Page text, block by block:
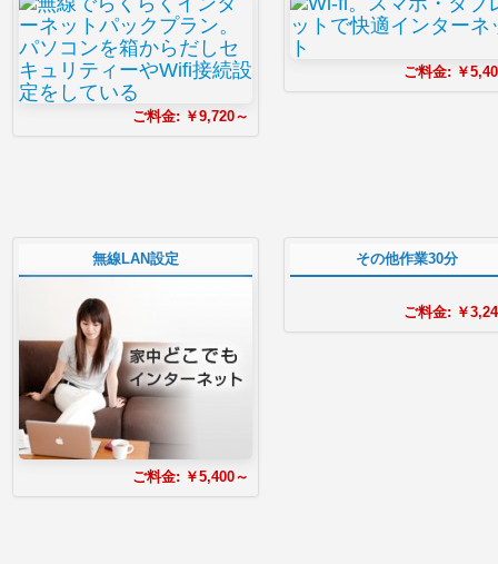
ご料金: ￥9,720～
ご料金: ￥
無線LAN設定
ご料金: ￥5,400～
その他作業30分
ご料金: ￥